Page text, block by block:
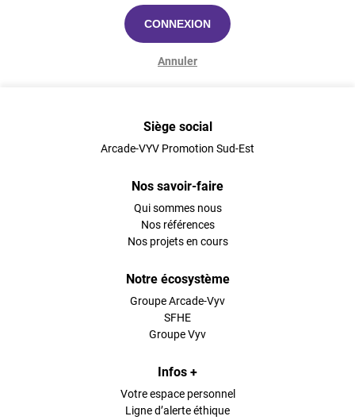
CONNEXION
Annuler
Siège social
Arcade-VYV Promotion Sud-Est
Nos savoir-faire
Qui sommes nous
Nos références
Nos projets en cours
Notre écosystème
Groupe Arcade-Vyv
SFHE
Groupe Vyv
Infos +
Votre espace personnel
Ligne d’alerte éthique